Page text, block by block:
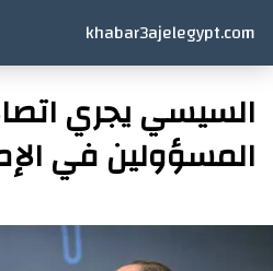
khabar3ajelegypt.com
السيسي يجري
المسؤولين في